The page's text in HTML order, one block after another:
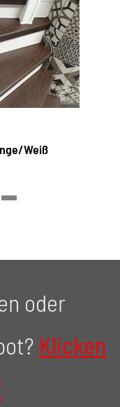
Weiß
oder
Klicken